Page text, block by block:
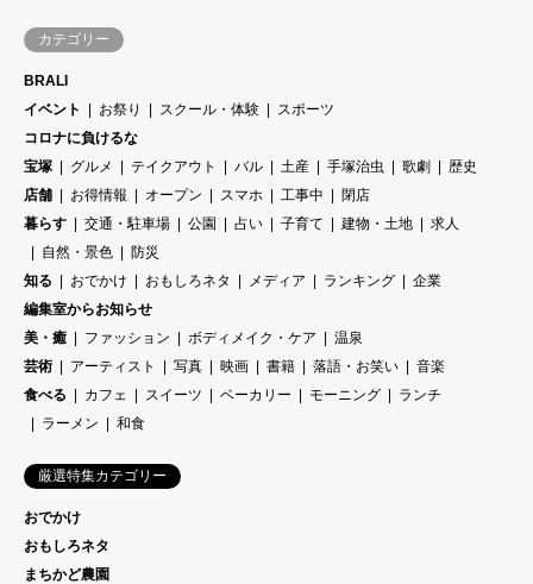
カテゴリー
BRALI
イベント
お祭り スクール・体験
スポーツ
コロナに負けるな
宝塚
グルメ テイクアウト バル 土産 手塚治虫 歌劇
歴史
店舗
お得情報 オープン スマホ 工事中
閉店
暮らす
交通・駐車場 公園 占い 子育て 建物・土地
求人
自然・景色
防災
知る
おでかけ おもしろネタ メディア ランキング
企業
編集室からお知らせ
美・癒
ファッション ボディメイク・ケア
温泉
芸術
アーティスト 写真 映画 書籍 落語・お笑い
音楽
食べる
カフェ スイーツ ベーカリー モーニング
ランチ
ラーメン
和食
厳選特集カテゴリー
おでかけ
おもしろネタ
まちかど農園